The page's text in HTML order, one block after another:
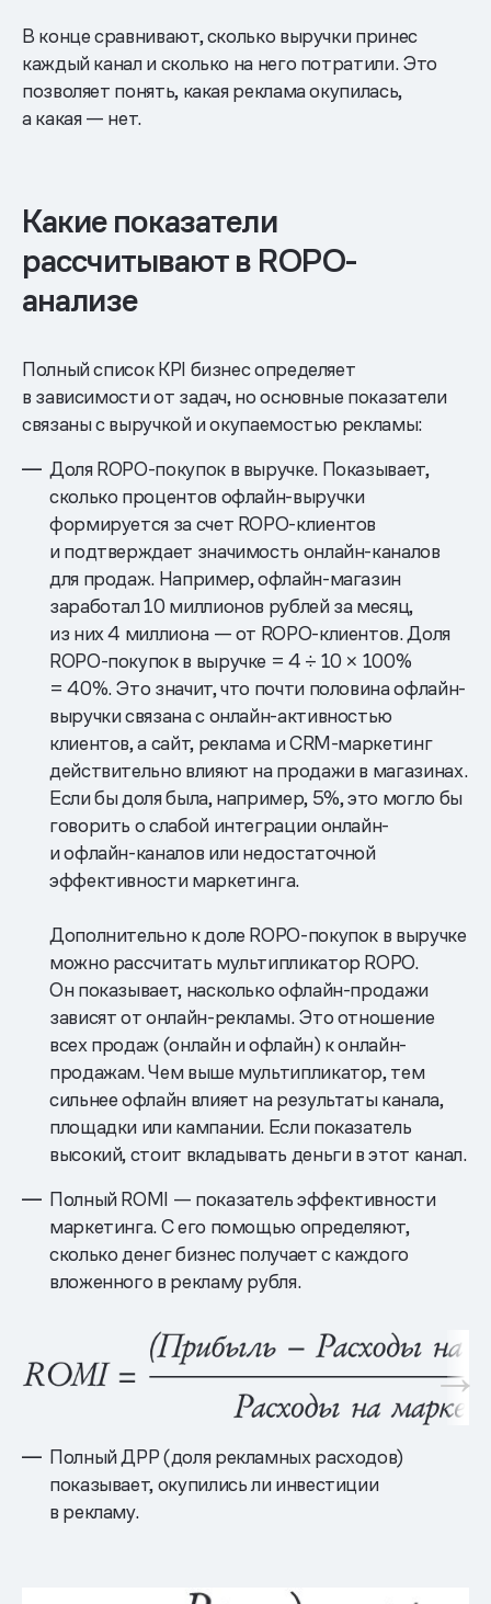
В конце сравнивают, сколько выручки принес
каждый канал и сколько на него потратили. Это
позволяет понять, какая реклама окупилась,
а какая — нет.
Какие показатели
рассчитывают в ROPO-
анализе
Полный список KPI бизнес определяет
в зависимости от задач, но основные показатели
связаны с выручкой и окупаемостью рекламы:
Доля ROPO-покупок в выручке. Показывает,
сколько процентов офлайн-выручки
формируется за счет ROPO-клиентов
и подтверждает значимость онлайн-каналов
для продаж. Например, офлайн-магазин
заработал 10 миллионов рублей за месяц,
из них 4 миллиона — от ROPO-клиентов. Доля
ROPO-покупок в выручке = 4 ÷ 10 × 100%
= 40%. Это значит, что почти половина офлайн-
выручки связана с онлайн-активностью
клиентов, а сайт, реклама и CRM-маркетинг
действительно влияют на продажи в магазинах.
Если бы доля была, например, 5%, это могло бы
говорить о слабой интеграции онлайн-
и офлайн-каналов или недостаточной
эффективности маркетинга.
Дополнительно к доле ROPO-покупок в выручке
можно рассчитать мультипликатор ROPO.
Он показывает, насколько офлайн-продажи
зависят от онлайн-рекламы. Это отношение
всех продаж (онлайн и офлайн) к онлайн-
продажам. Чем выше мультипликатор, тем
сильнее офлайн влияет на результаты канала,
площадки или кампании. Если показатель
высокий, стоит вкладывать деньги в этот канал.
Полный ROMI — показатель эффективности
маркетинга. С его помощью определяют,
сколько денег бизнес получает с каждого
вложенного в рекламу рубля.
Полный ДРР (доля рекламных расходов)
показывает, окупились ли инвестиции
в рекламу.